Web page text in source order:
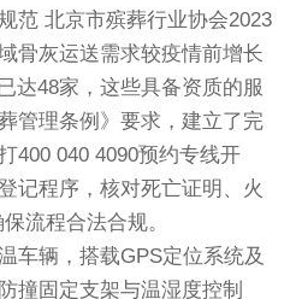
范 北京市殡葬行业协会2023
骨灰运送需求较疫情前增长
达48家，这些具备资质的服
管理条例》要求，建立了完
400 040 4090预约专线开
记程序，核对死亡证明、火
流程合法合规。
车辆，搭载GPS定位系统及
撞固定支架与温湿度控制